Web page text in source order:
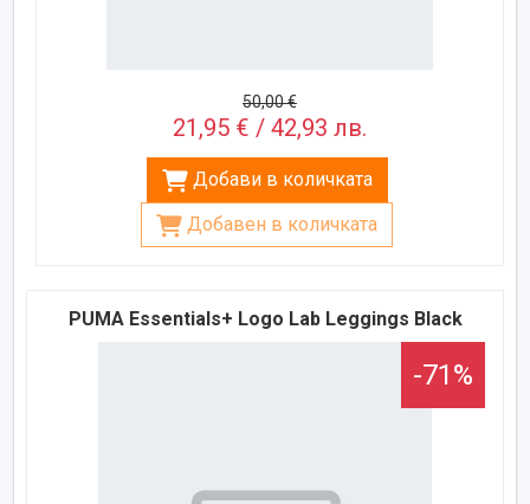
50,00 €
21,95 € / 42,93 лв.
Добави в количката
Добавен в количката
PUMA Essentials+ Logo Lab Leggings Black
-71%